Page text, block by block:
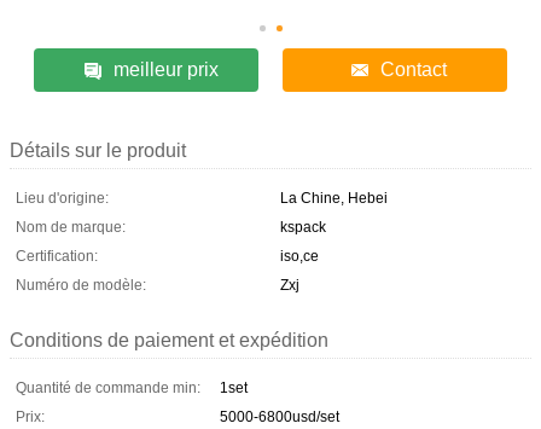
meilleur prix Contact
Détails sur le produit
Lieu d'origine:
La Chine, Hebei
Nom de marque:
kspack
Certification:
iso,ce
Numéro de modèle:
Zxj
Conditions de paiement et expédition
Quantité de commande min:
1set
Prix:
5000-6800usd/set